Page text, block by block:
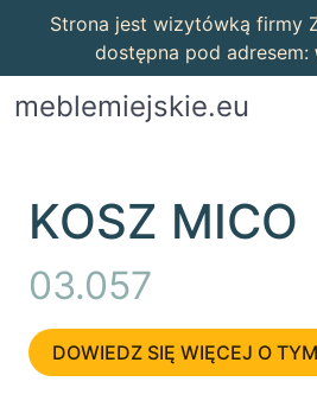
Strona jest wizytówką firmy
dostępna pod adresem:
meblemiejskie.eu
KOSZ MICO
03.057
DOWIEDZ SIĘ WIĘCEJ O